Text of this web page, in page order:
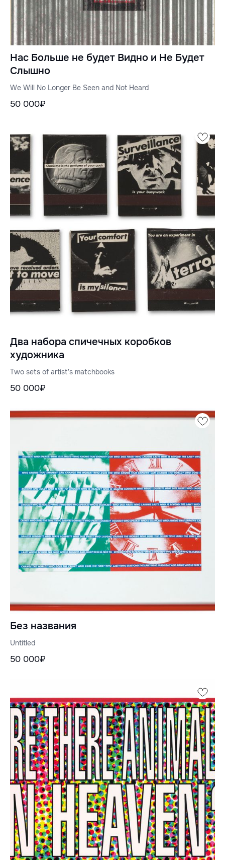
Нас Больше не будет Видно и Не Будет
Слышно
We Will No Longer Be Seen and Not Heard
50 000₽
Два набора спичечных коробков
художника
Two sets of artist's matchbooks
50 000₽
Без названия
Untitled
50 000₽